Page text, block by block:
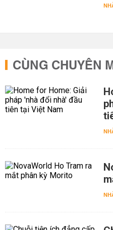
CÙNG CHUYÊN